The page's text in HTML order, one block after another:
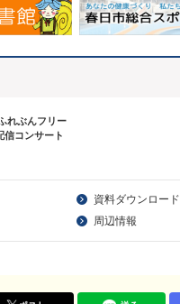
れぶんフリー
信コンサート
資料ダウンロード
周辺情報